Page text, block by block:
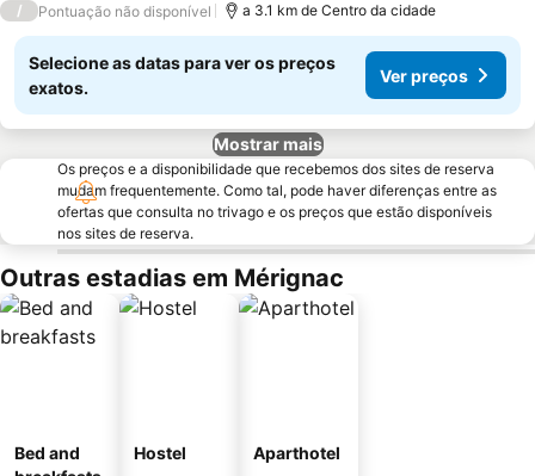
/ Pontuação não disponível a 3.1 km de Centro da cidade
Selecione as datas para ver os preços
exatos.
Ver preços
Mostrar mais
Os preços e a disponibilidade que recebemos dos sites de reserva
mudam frequentemente. Como tal, pode haver diferenças entre as
ofertas que consulta no trivago e os preços que estão disponíveis
nos sites de reserva.
Outras estadias em Mérignac
Bed and
Hostel Aparthotel